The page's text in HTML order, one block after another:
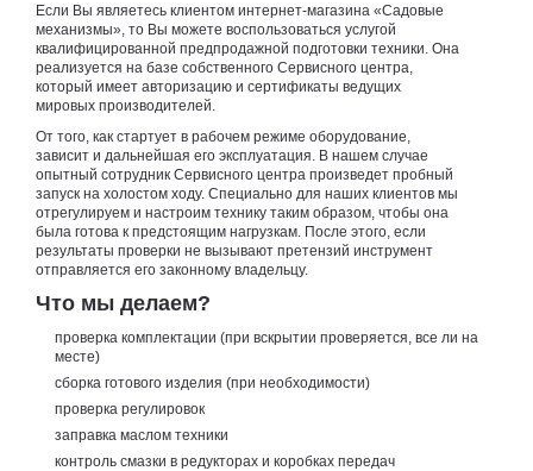
Если Вы являетесь клиентом интернет-магазина «Садовые
механизмы», то Вы можете воспользоваться услугой
квалифицированной предпродажной подготовки техники. Она
реализуется на базе собственного Сервисного центра,
который имеет авторизацию и сертификаты ведущих
мировых производителей.
От того, как стартует в рабочем режиме оборудование,
зависит и дальнейшая его эксплуатация. В нашем случае
опытный сотрудник Сервисного центра произведет пробный
запуск на холостом ходу. Специально для наших клиентов мы
отрегулируем и настроим технику таким образом, чтобы она
была готова к предстоящим нагрузкам. После этого, если
результаты проверки не вызывают претензий инструмент
отправляется его законному владельцу.
Что мы делаем?
проверка комплектации (при вскрытии проверяется, все ли на
месте)
сборка готового изделия (при необходимости)
проверка регулировок
заправка маслом техники
контроль смазки в редукторах и коробках передач